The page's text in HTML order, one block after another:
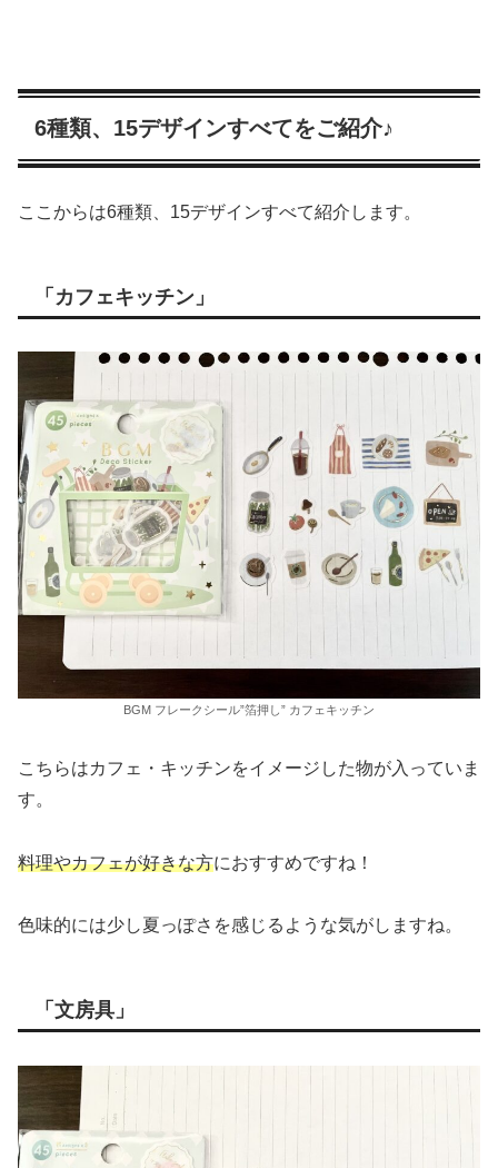
6種類、15デザインすべてをご紹介♪
ここからは6種類、15デザインすべて紹介します。
「カフェキッチン」
BGM フレークシール”箔押し” カフェキッチン
こちらはカフェ・キッチンをイメージした物が入っていま
す。
料理やカフェが好きな方におすすめですね！
色味的には少し夏っぽさを感じるような気がしますね。
「文房具」